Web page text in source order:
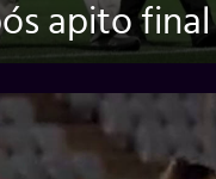
apito final